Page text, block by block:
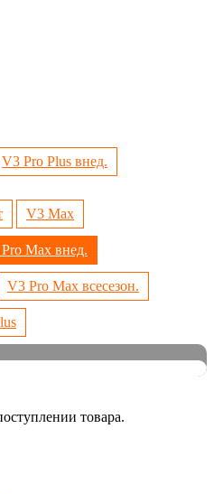
V3 Pro Plus внед.
V3 Max
Max внед.
V3 Pro Max всесезон.
товара.